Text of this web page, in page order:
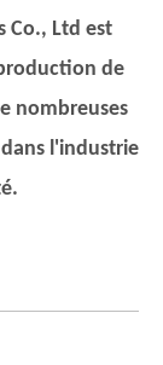
Co., Ltd est
de
nombreuses
l'industrie